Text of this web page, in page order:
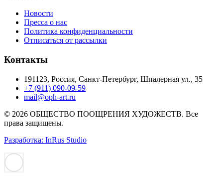
Новости
Пресса о нас
Политика конфиденциальности
Отписаться от рассылки
Контакты
191123, Россия, Санкт-Петербург, Шпалерная ул., 35
+7 (911) 090-09-59
mail@oph-art.ru
© 2026 ОБЩЕСТВО ПООЩРЕНИЯ ХУДОЖЕСТВ. Все
права защищены.
Разработка: InRus Studio